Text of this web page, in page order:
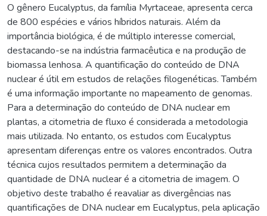
O gênero Eucalyptus, da família Myrtaceae, apresenta cerca
de 800 espécies e vários híbridos naturais. Além da
importância biológica, é de múltiplo interesse comercial,
destacando-se na indústria farmacêutica e na produção de
biomassa lenhosa. A quantificação do conteúdo de DNA
nuclear é útil em estudos de relações filogenéticas. Também
é uma informação importante no mapeamento de genomas.
Para a determinação do conteúdo de DNA nuclear em
plantas, a citometria de fluxo é considerada a metodologia
mais utilizada. No entanto, os estudos com Eucalyptus
apresentam diferenças entre os valores encontrados. Outra
técnica cujos resultados permitem a determinação da
quantidade de DNA nuclear é a citometria de imagem. O
objetivo deste trabalho é reavaliar as divergências nas
quantificações de DNA nuclear em Eucalyptus, pela aplicação